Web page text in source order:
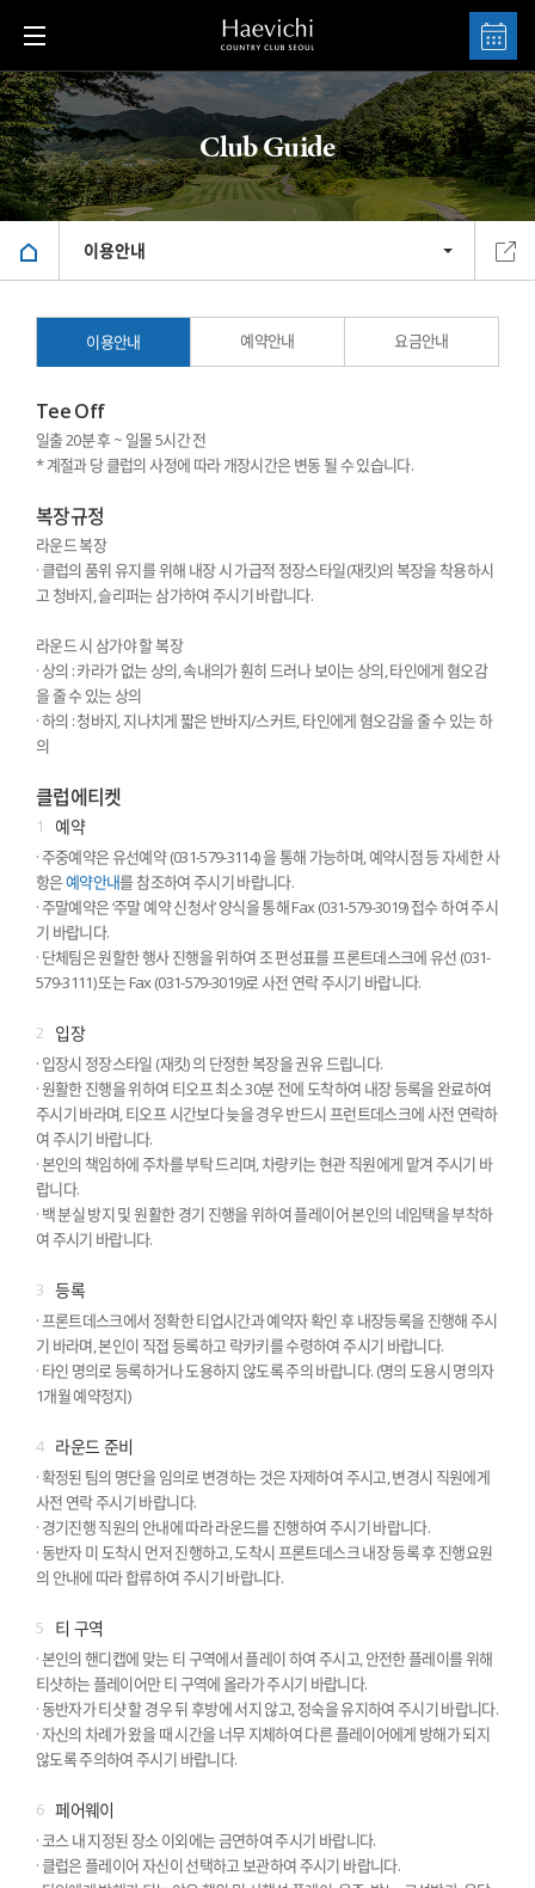
Club Guide
이용안내
이용안내 예약안내 요금안내
Tee Off
일출 20분 후 ~ 일몰 5시간 전
* 계절과 당 클럽의 사정에 따라 개장시간은 변동 될 수 있습니다.
복장규정
라운드 복장
· 클럽의 품위 유지를 위해 내장 시 가급적 정장스타일(재킷)의 복장을 착용하시
고 청바지, 슬리퍼는 삼가하여 주시기 바랍니다.
라운드 시 삼가야 할 복장
· 상의 : 카라가 없는 상의, 속내의가 훤히 드러나 보이는 상의, 타인에게 혐오감
을 줄 수 있는 상의
· 하의 : 청바지, 지나치게 짧은 반바지/스커트, 타인에게 혐오감을 줄 수 있는 하
의
클럽에티켓
1 예약
· 주중예약은 유선예약 (031-579-3114) 을 통해 가능하며, 예약시점 등 자세한 사
항은예약안내를 참조하여 주시기 바랍니다.
· 주말예약은 ‘주말 예약 신청서’ 양식을 통해 Fax (031-579-3019) 접수 하여 주시
기 바랍니다.
· 단체팀은 원할한 행사 진행을 위하여 조 편성표를 프론트데스크에 유선 (031-
579-3111) 또는 Fax (031-579-3019)로 사전 연락 주시기 바랍니다.
2 입장
· 입장시 정장스타일 (재킷) 의 단정한 복장을 권유 드립니다.
· 원활한 진행을 위하여 티오프 최소 30분 전에 도착하여 내장 등록을 완료하여
주시기 바라며, 티오프 시간보다 늦을 경우 반드시 프런트데스크에 사전 연락하
여 주시기 바랍니다.
· 본인의 책임하에 주차를 부탁 드리며, 차량키는 현관 직원에게 맡겨 주시기 바
랍니다.
· 백 분실 방지 및 원활한 경기 진행을 위하여 플레이어 본인의 네임택을 부착하
여 주시기 바랍니다.
3 등록
· 프론트데스크에서 정확한 티업시간과 예약자 확인 후 내장등록을 진행해 주시
기 바라며, 본인이 직접 등록하고 락카키를 수령하여 주시기 바랍니다.
· 타인 명의로 등록하거나 도용하지 않도록 주의 바랍니다. (명의 도용시 명의자
1개월 예약정지)
4 라운드 준비
· 확정된 팀의 명단을 임의로 변경하는 것은 자제하여 주시고, 변경시 직원에게
사전 연락 주시기 바랍니다.
· 경기진행 직원의 안내에 따라 라운드를 진행하여 주시기 바랍니다.
· 동반자 미 도착시 먼저 진행하고, 도착시 프론트데스크 내장 등록 후 진행요원
의 안내에 따라 합류하여 주시기 바랍니다.
5 티 구역
· 본인의 핸디캡에 맞는 티 구역에서 플레이 하여 주시고, 안전한 플레이를 위해
티샷하는 플레이어만 티 구역에 올라가 주시기 바랍니다.
· 동반자가 티샷 할 경우 뒤 후방에 서지 않고, 정숙을 유지하여 주시기 바랍니다.
· 자신의 차례가 왔을 때 시간을 너무 지체하여 다른 플레이어에게 방해가 되지
않도록 주의하여 주시기 바랍니다.
6 페어웨이
· 코스 내 지정된 장소 이외에는 금연하여 주시기 바랍니다.
· 클럽은 플레이어 자신이 선택하고 보관하여 주시기 바랍니다.